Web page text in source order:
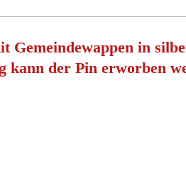
Gemeindewappen in
kann der Pin erworben